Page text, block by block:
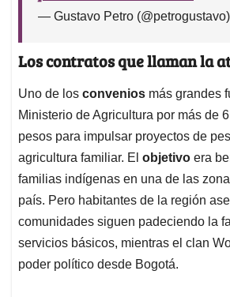
— Gustavo Petro (@petrogustavo)
Los contratos que llaman la
Uno de los convenios más grandes
Ministerio de Agricultura por más de
pesos para impulsar proyectos de
agricultura familiar. El objetivo era
familias indígenas en una de las
país. Pero habitantes de la región
comunidades siguen padeciendo la
servicios básicos, mientras el clan
poder político desde Bogotá.